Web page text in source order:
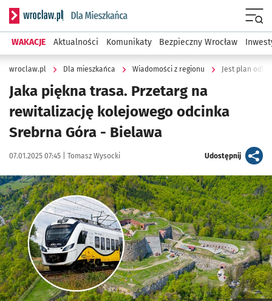
Serwis informacyjny wroclaw.pl podserwis: Dla mieszkańca
WAKACJE Aktualności Komunikaty Bezpieczny Wrocław
wroclaw.pl Dla mieszkańca Wiadomości z regionu Jest plan
Jaka piękna trasa. Przetarg na
rewitalizację kolejowego odcinka
Srebrna Góra - Bielawa
Data publikacji:
07.01.2025 07:45 | Autor:
Tomasz Wysocki Udostępnijartykuł
Kliknij, aby powiększyć